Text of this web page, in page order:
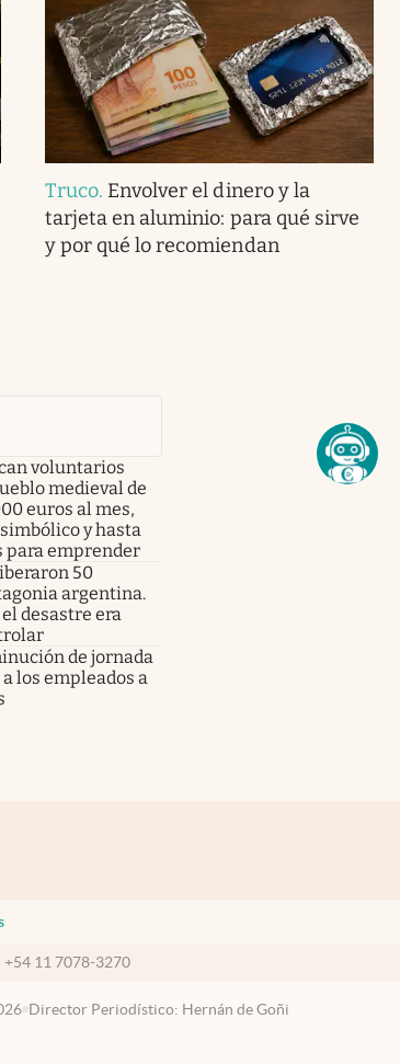
Truco. Envolver el dinero y la
tarjeta en aluminio: para qué sirve
y por qué lo recomiendan
voluntarios
medieval de
euros al mes,
y hasta
para emprender
50
argentina.
desastre era
de jornada
los empleados a
+54 11 7078-3270
Director Periodístico: Hernán de Goñi